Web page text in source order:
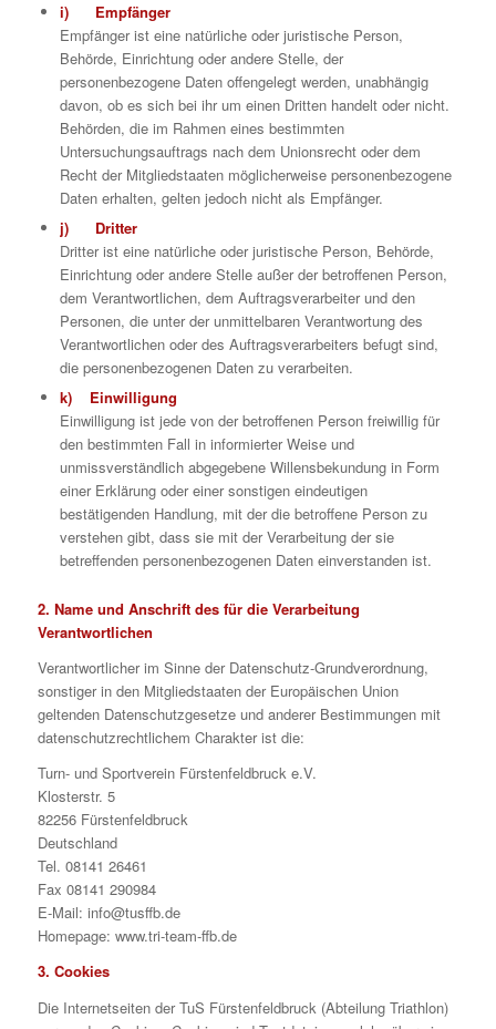
i) Empfänger
Empfänger ist eine natürliche oder juristische Person,
Behörde, Einrichtung oder andere Stelle, der
personenbezogene Daten offengelegt werden, unabhängig
davon, ob es sich bei ihr um einen Dritten handelt oder nicht.
Behörden, die im Rahmen eines bestimmten
Untersuchungsauftrags nach dem Unionsrecht oder dem
Recht der Mitgliedstaaten möglicherweise personenbezogene
Daten erhalten, gelten jedoch nicht als Empfänger.
j) Dritter
Dritter ist eine natürliche oder juristische Person, Behörde,
Einrichtung oder andere Stelle außer der betroffenen Person,
dem Verantwortlichen, dem Auftragsverarbeiter und den
Personen, die unter der unmittelbaren Verantwortung des
Verantwortlichen oder des Auftragsverarbeiters befugt sind,
die personenbezogenen Daten zu verarbeiten.
k) Einwilligung
Einwilligung ist jede von der betroffenen Person freiwillig für
den bestimmten Fall in informierter Weise und
unmissverständlich abgegebene Willensbekundung in Form
einer Erklärung oder einer sonstigen eindeutigen
bestätigenden Handlung, mit der die betroffene Person zu
verstehen gibt, dass sie mit der Verarbeitung der sie
betreffenden personenbezogenen Daten einverstanden ist.
2. Name und Anschrift des für die Verarbeitung
Verantwortlichen
Verantwortlicher im Sinne der Datenschutz-Grundverordnung,
sonstiger in den Mitgliedstaaten der Europäischen Union
geltenden Datenschutzgesetze und anderer Bestimmungen mit
datenschutzrechtlichem Charakter ist die:
Turn- und Sportverein Fürstenfeldbruck e.V.
Klosterstr. 5
82256 Fürstenfeldbruck
Deutschland
Tel. 08141 26461
Fax 08141 290984
E-Mail: info@tusffb.de
Homepage: www.tri-team-ffb.de
3. Cookies
Die Internetseiten der TuS Fürstenfeldbruck (Abteilung Triathlon)